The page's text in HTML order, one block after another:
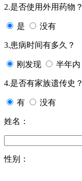
2.是否使用外用药物？
是 没有
3.患病时间有多久？
刚发现 半年内
4.是否有家族遗传史？
有 没有
姓名：
性别：